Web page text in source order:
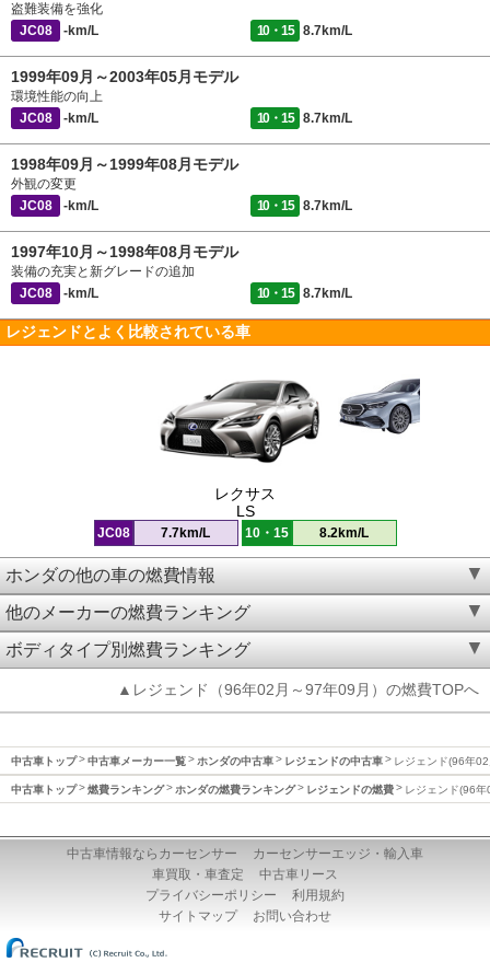
盗難装備を強化
JC08
-km/L 10・15 8.7km/L
1999年09月～2003年05月モデル
環境性能の向上
JC08
-km/L 10・15 8.7km/L
1998年09月～1999年08月モデル
外観の変更
JC08
-km/L 10・15 8.7km/L
1997年10月～1998年08月モデル
装備の充実と新グレードの追加
JC08
-km/L 10・15 8.7km/L
レジェンドとよく比較されている車
レクサス
LS
JC08 7.7km/L 10・15 8.2km/L
ホンダの他の車の燃費情報
他のメーカーの燃費ランキング
ボディタイプ別燃費ランキング
▲レジェンド（96年02月～97年09月）の燃費TOPへ
中古車トップ 中古車メーカー一覧 ホンダの中古車 レジェンドの中古車 レジェンド(96年
中古車トップ 燃費ランキング ホンダの燃費ランキング レジェンドの燃費 レジェンド(96
中古車情報ならカーセンサー
カーセンサーエッジ・輸入車
車買取・車査定
中古車リース
プライバシーポリシー
利用規約
サイトマップ
お問い合わせ